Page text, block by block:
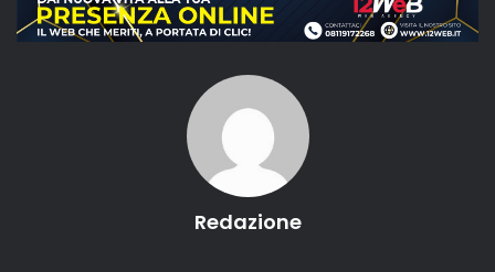
Redazione